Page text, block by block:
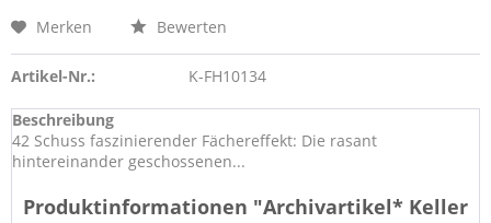
Merken Bewerten
Artikel-Nr.: K-FH10134
Beschreibung
42 Schuss faszinierender Fächereffekt: Die rasant
hintereinander geschossenen...
Produktinformationen "Archivartikel* Keller